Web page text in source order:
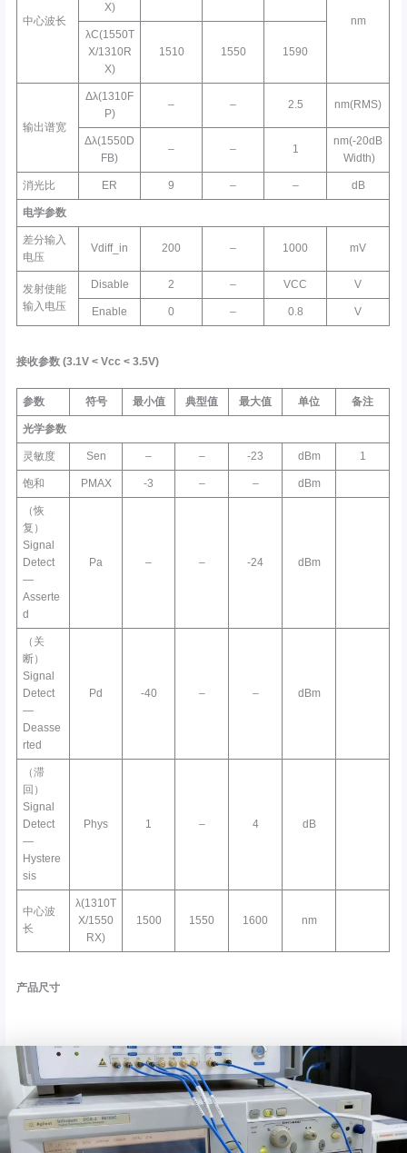
中心波长
X)
nm
λC(1550T
X/1310R
X)
1510 1550 1590
输出谱宽
Δλ(1310F
P)
– – 2.5 nm(RMS)
Δλ(1550D
FB)
– – 1
nm(-20dB
Width)
消光比 ER 9 – – dB
电学参数
差分输入
电压
Vdiff_in 200 – 1000 mV
发射使能
输入电压
Disable 2 – VCC V
Enable 0 – 0.8 V
接收参数 (3.1V <Vcc < 3.5V)
参数 符号 最小值 典型值 最大值 单位 备注
光学参数
灵敏度 Sen – – -23 dBm 1
饱和 PMAX -3 – – dBm
（恢
复）
Signal
Detect
—
Asserte
d
Pa – – -24 dBm
（关
断）
Signal
Detect
—
Deasse
rted
Pd -40 – – dBm
（滞
回）
Signal
Detect
—
Hystere
sis
Phys 1 – 4 dB
中心波
长
λ(1310T
X/1550
RX)
1500 1550 1600 nm
产品尺寸